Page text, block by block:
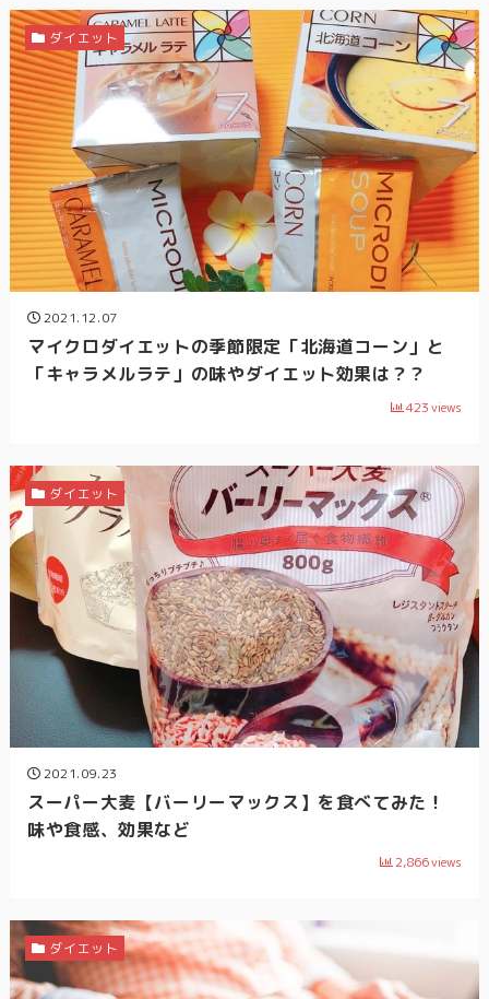
2021.12.07
マイクロダイエットの季節限定「北海道コーン」と
「キャラメルラテ」の味やダイエット効果は？？
423views
ダイエット
2021.09.23
スーパー大麦【バーリーマックス】を食べてみた！
味や食感、効果など
2,866views
ダイエット
ダイエット